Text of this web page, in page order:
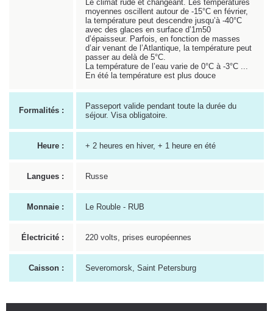
Le climat rude et changeant. Les témpératures
moyennes oscillent autour de -15°C en février,
la température peut descendre jusqu’à -40°C
avec des glaces en surface d’1m50
d’épaisseur. Parfois, en fonction de masses
d’air venant de l’Atlantique, la température peut
passer au delà de 5°C.
La température de l’eau varie de 0°C à -3°C ...
En été la température est plus douce
Formalités :
Passeport valide pendant toute la durée du
séjour. Visa obligatoire.
Heure : + 2 heures en hiver, + 1 heure en été
Langues : Russe
Monnaie : Le Rouble - RUB
Électricité : 220 volts, prises européennes
Caisson : Severomorsk, Saint Petersburg